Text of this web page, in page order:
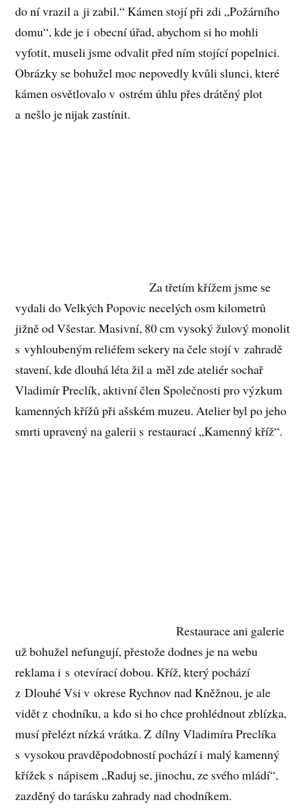
do ní vrazil a ji zabil.“ Kámen stojí při zdi „Požárního
domu“, kde je i obecní úřad, abychom si ho mohli
vyfotit, museli jsme odvalit před ním stojící popelnici.
Obrázky se bohužel moc nepovedly kvůli slunci, které
kámen osvětlovalo v ostrém úhlu přes drátěný plot
a nešlo je nijak zastínit.
Za třetím křížem jsme se
vydali do Velkých Popovic necelých osm kilometrů
jižně od Všestar. Masivní, 80 cm vysoký žulový monolit
s vyhloubeným reliéfem sekery na čele stojí v zahradě
stavení, kde dlouhá léta žil a měl zde ateliér sochař
Vladimír Preclík, aktivní člen Společnosti pro výzkum
kamenných křížů při ašském muzeu. Atelier byl po jeho
smrti upravený na galerii s restaurací „Kamenný kříž“.
Restaurace ani galerie
už bohužel nefungují, přestože dodnes je na webu
reklama i s otevírací dobou. Kříž, který pochází
z Dlouhé Vsi v okrese Rychnov nad Kněžnou, je ale
vidět z chodníku, a kdo si ho chce prohlédnout zblízka,
musí přelézt nízká vrátka. Z dílny Vladimíra Preclíka
s vysokou pravděpodobností pochází i malý kamenný
křížek s nápisem „Raduj se, jinochu, ze svého mládí“,
zazděný do tarásku zahrady nad chodníkem.